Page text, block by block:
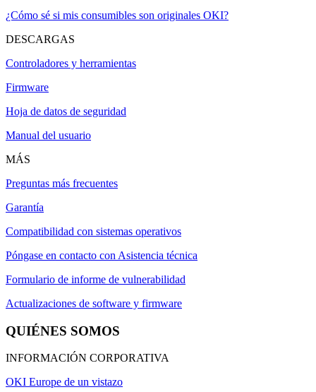
¿Cómo sé si mis consumibles son originales OKI?
DESCARGAS
Controladores y herramientas
Firmware
Hoja de datos de seguridad
Manual del usuario
MÁS
Preguntas más frecuentes
Garantía
Compatibilidad con sistemas operativos
Póngase en contacto con Asistencia técnica
Formulario de informe de vulnerabilidad
Actualizaciones de software y firmware
QUIÉNES SOMOS
INFORMACIÓN CORPORATIVA
OKI Europe de un vistazo